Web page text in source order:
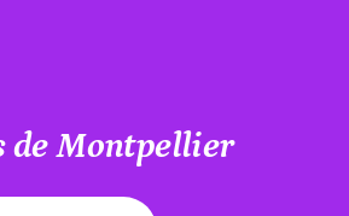
de Montpellier